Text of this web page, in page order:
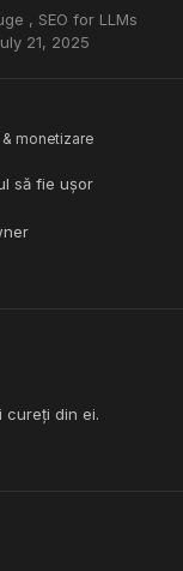
, SEO for LLMs
21, 2025
& monetizare
să fie ușor
cureți din ei.